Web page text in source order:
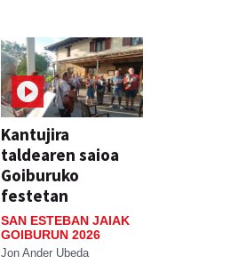
Kantujira
taldearen saioa
Goiburuko
festetan
SAN ESTEBAN JAIAK
GOIBURUN 2026
Jon Ander Ubeda